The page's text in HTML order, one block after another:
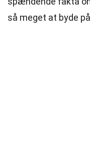
så meget at byde